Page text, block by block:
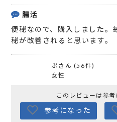
腸活
便秘なので、購入しました。
秘が改善されると思います。
ぷさん (56件)
女性
このレビューは参
参考になった